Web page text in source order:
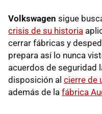
Volkswagen sigue
crisis de su historia
cerrar fábricas y
prepara así lo nunca
acuerdos de seguridad
disposición al cierre de
además de la fábrica